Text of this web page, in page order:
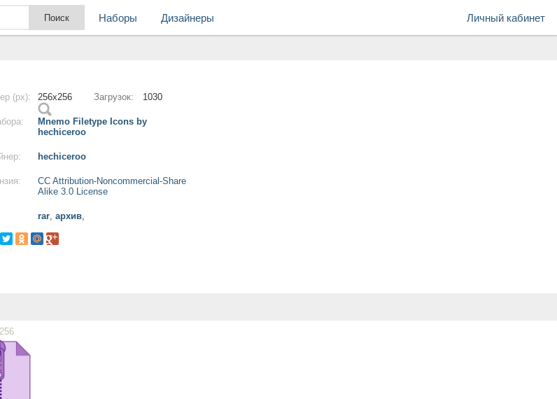
Личный кабинет
Наборы Дизайнеры
(px): 256x256 Загрузок: 1030
Mnemo Filetype Icons by
hechiceroo
hechiceroo
CC Attribution-Noncommercial-Share
Alike 3.0 License
rar, архив,